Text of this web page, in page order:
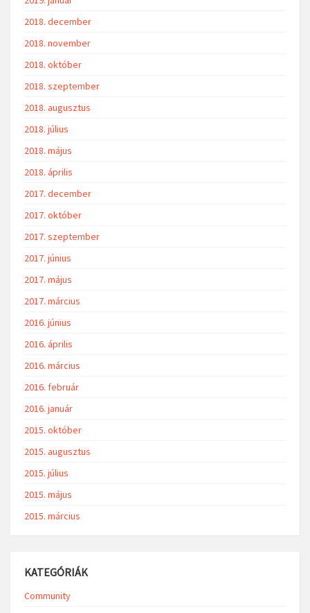
2018. december
2018. november
2018. október
2018. szeptember
2018. augusztus
2018. július
2018. május
2018. április
2017. december
2017. október
2017. szeptember
2017. június
2017. május
2017. március
2016. június
2016. április
2016. március
2016. február
2016. január
2015. október
2015. augusztus
2015. július
2015. május
2015. március
KATEGÓRIÁK
Community